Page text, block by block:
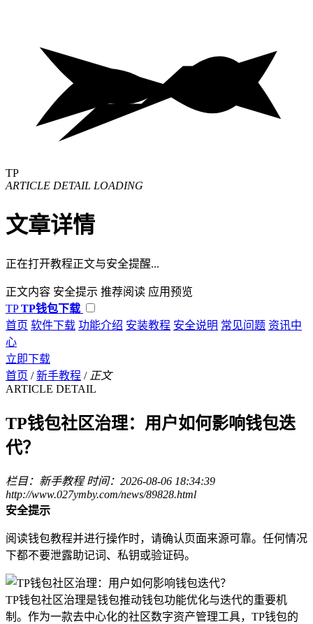
TP
ARTICLE DETAIL LOADING
文章详情
正在打开教程正文与安全提醒...
正文内容 安全提示 推荐阅读 应用预览
TP TP钱包下载
首页 软件下载 功能介绍 安装教程 安全说明 常见问题 资讯中
心
立即下载
首页 / 新手教程 / 正文
ARTICLE DETAIL
TP钱包社区治理：用户如何影响钱包迭
代？
栏目：新手教程 时间：2026-08-06 18:34:39
http://www.027ymby.com/news/89828.html
安全提示
阅读钱包教程并进行操作时，请确认页面来源可靠。任何情况
下都不要泄露助记词、私钥或验证码。
TP钱包社区治理是钱包推动钱包功能优化与迭代的重要机
制。作为一款去中心化的社区数字资产管理工具，TP钱包的